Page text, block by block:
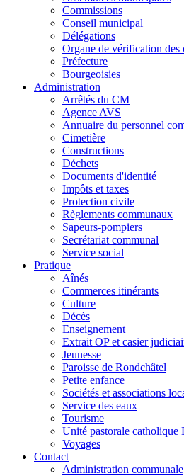
Commissions
Conseil municipal
Délégations
Organe de vérification des
Préfecture
Bourgeoisies
Administration
Arrêtés du CM
Agence AVS
Annuaire du personnel
Cimetière
Constructions
Déchets
Documents d'identité
Impôts et taxes
Protection civile
Règlements communaux
Sapeurs-pompiers
Secrétariat communal
Service social
Pratique
Aînés
Commerces itinérants
Culture
Décès
Enseignement
Extrait OP et casier
Jeunesse
Paroisse de Rondchâtel
Petite enfance
Sociétés et associations
Service des eaux
Tourisme
Unité pastorale
Voyages
Contact
Administration communale